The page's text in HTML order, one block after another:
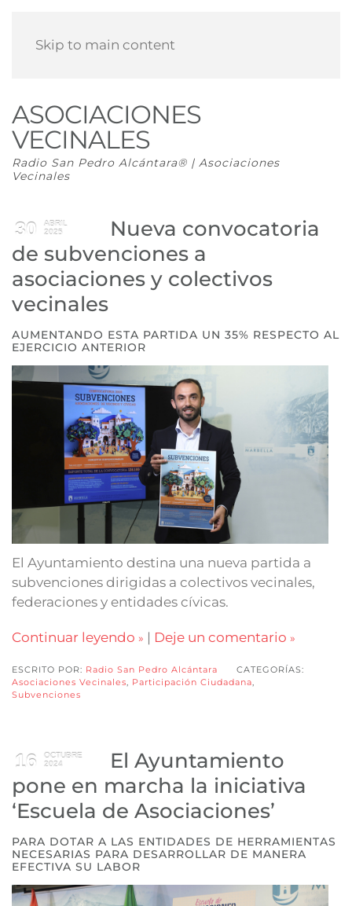
Skip to main content
ASOCIACIONES
VECINALES
Radio San Pedro Alcántara® | Asociaciones
Vecinales
30
ABRIL
2025
Nueva convocatoria
de subvenciones a
asociaciones y colectivos
vecinales
AUMENTANDO ESTA PARTIDA UN 35% RESPECTO AL
EJERCICIO ANTERIOR
El Ayuntamiento destina una nueva partida a
subvenciones dirigidas a colectivos vecinales,
federaciones y entidades cívicas.
Continuar leyendo | Deje un comentario
ESCRITO POR: Radio San Pedro Alcántara
CATEGORÍAS:
Asociaciones Vecinales
Participación Ciudadana
Subvenciones
16
OCTUBRE
2024
El Ayuntamiento
pone en marcha la iniciativa
‘Escuela de Asociaciones’
PARA DOTAR A LAS ENTIDADES DE HERRAMIENTAS
NECESARIAS PARA DESARROLLAR DE MANERA
EFECTIVA SU LABOR